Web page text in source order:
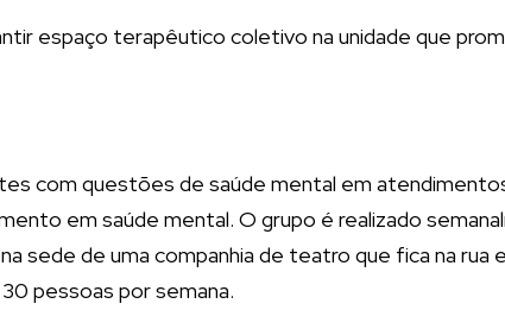
espaço terapêutico coletivo na unidade que
com questões de saúde mental em
em saúde mental. O grupo é realizado
sede de uma companhia de teatro que fica na
pessoas por semana.